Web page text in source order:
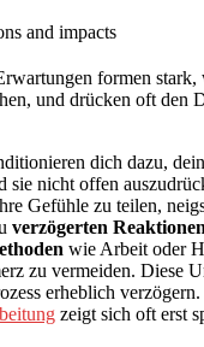
formen
und drücken oft den
dich dazu,
sie nicht offen
Gefühle zu teilen,
verzögerten Reaktionen
wie Arbeit oder
zu vermeiden. Diese
erheblich verzögern.
zeigt sich oft erst